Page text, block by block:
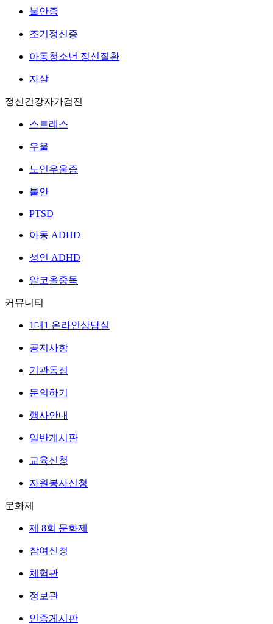
불안증
조기정신증
아동청소년 정신질환
자살
정신건강자가검진
스트레스
우울
노인우울증
불안
PTSD
아동 ADHD
성인 ADHD
알코올중독
커뮤니티
1대1 온라인상담실
공지사항
기관동정
문의하기
행사안내
일반게시판
교육신청
자원봉사신청
문화제
제 8회 문화제
참여신청
체험관
정보관
인증게시판